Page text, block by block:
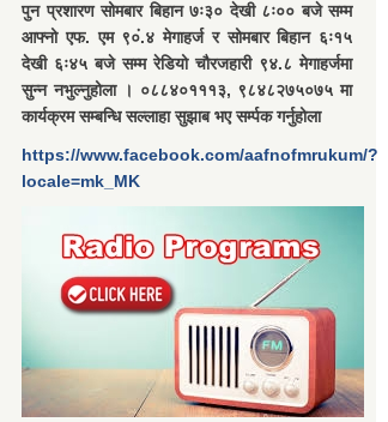
पुन प्रशारण सोमबार बिहान ७ः३० देखी ८ः०० बजे सम्म
आफ्नो एफ. एम ९०ं.४ मेगाहर्ज र सोमबार बिहान ६ः१५
देखी ६ः४५ बजे सम्म रेडियो चौरजहारी ९४.८ मेगाहर्जमा
सुन्न नभुल्नुहोला । ०८८४०१११३, ९८४८२७५०७५ मा
कार्यक्रम सम्बन्धि सल्लाहा सुझाब भए सर्म्पक गर्नुहोला
https://www.facebook.com/aafnofmrukum/?
locale=mk_MK